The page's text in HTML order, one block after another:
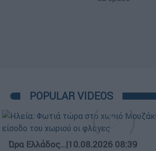
POPULAR VIDEOS
Ώρα Ελλάδος...|10.08.2026 08:39